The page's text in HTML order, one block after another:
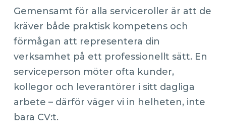
Gemensamt för alla serviceroller är att de
kräver både praktisk kompetens och
förmågan att representera din
verksamhet på ett professionellt sätt. En
serviceperson möter ofta kunder,
kollegor och leverantörer i sitt dagliga
arbete – därför väger vi in helheten, inte
bara CV:t.